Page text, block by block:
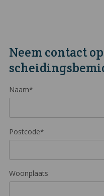
Neem contact
Naam*
Postcode*
Woonplaats